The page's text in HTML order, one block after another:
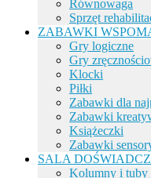
Równowaga
Sprzęt
ZABAWKI
Gry logiczne
Gry
Klocki
Piłki
Zabawki dla
Zabawki
Książeczki
Zabawki
SALA
Kolumny i tuby